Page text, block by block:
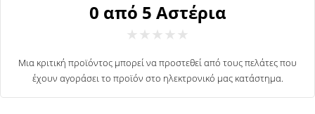
6 λεπτά ανάγνωσης
πρεσβευτής
της
μάρκας
0 από 5 Αστέρια
Μια κριτική προϊόντος μπορεί να προστεθεί από τους πελάτες που
έχουν αγοράσει το προϊόν στο ηλεκτρονικό μας κατάστημα.